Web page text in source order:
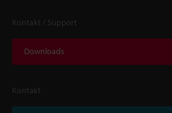
Kontakt / Support
Downloads
Kontakt